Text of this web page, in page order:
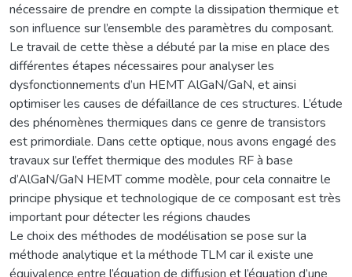
nécessaire de prendre en compte la dissipation thermique et
son influence sur l’ensemble des paramètres du composant.
Le travail de cette thèse a débuté par la mise en place des
différentes étapes nécessaires pour analyser les
dysfonctionnements d’un HEMT AlGaN/GaN, et ainsi
optimiser les causes de défaillance de ces structures. L’étude
des phénomènes thermiques dans ce genre de transistors
est primordiale. Dans cette optique, nous avons engagé des
travaux sur l’effet thermique des modules RF à base
d’AlGaN/GaN HEMT comme modèle, pour cela connaitre le
principe physique et technologique de ce composant est très
important pour détecter les régions chaudes
Le choix des méthodes de modélisation se pose sur la
méthode analytique et la méthode TLM car il existe une